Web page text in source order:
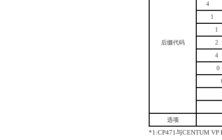
后缀代码
4
1
1
2
4
0
选项
*1:CP471与CENTUM VP